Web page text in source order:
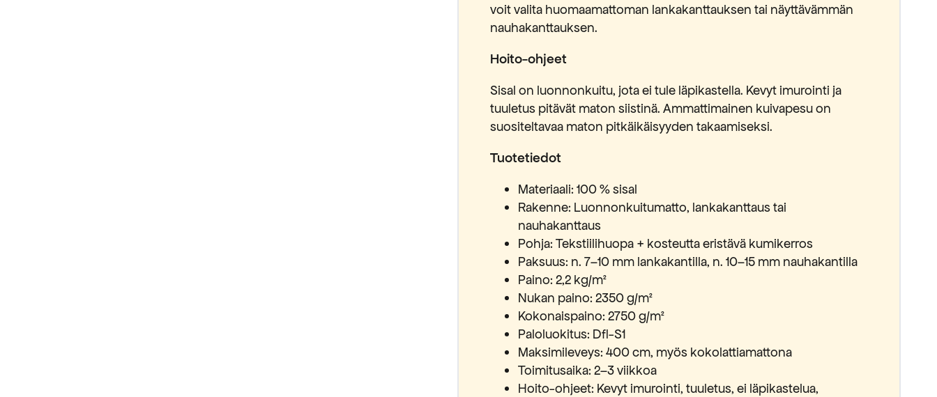
voit valita huomaamattoman lankakanttauksen tai näyttävämmän
nauhakanttauksen.
Hoito-ohjeet
Sisal on luonnonkuitu, jota ei tule läpikastella. Kevyt imurointi ja
tuuletus pitävät maton siistinä. Ammattimainen kuivapesu on
suositeltavaa maton pitkäikäisyyden takaamiseksi.
Tuotetiedot
Materiaali: 100 % sisal
Rakenne: Luonnonkuitumatto, lankakanttaus tai
nauhakanttaus
Pohja: Tekstiilihuopa + kosteutta eristävä kumikerros
Paksuus: n. 7–10 mm lankakantilla, n. 10–15 mm nauhakantilla
Paino: 2,2 kg/m²
Nukan paino: 2350 g/m²
Kokonaispaino: 2750 g/m²
Paloluokitus: Dfl-S1
Maksimileveys: 400 cm, myös kokolattiamattona
Toimitusaika: 2–3 viikkoa
Hoito-ohjeet: Kevyt imurointi, tuuletus, ei läpikastelua,